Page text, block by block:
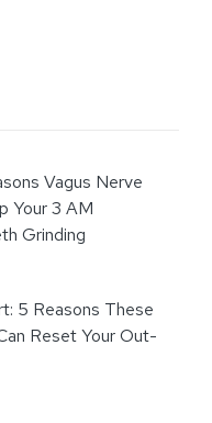
Vagus Nerve
Your 3 AM
Grinding
5 Reasons These
Reset Your Out-